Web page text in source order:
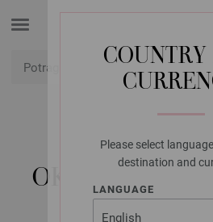
Please select
destination and
LANGUAGE
LANA
OKRUGLA
6,0/